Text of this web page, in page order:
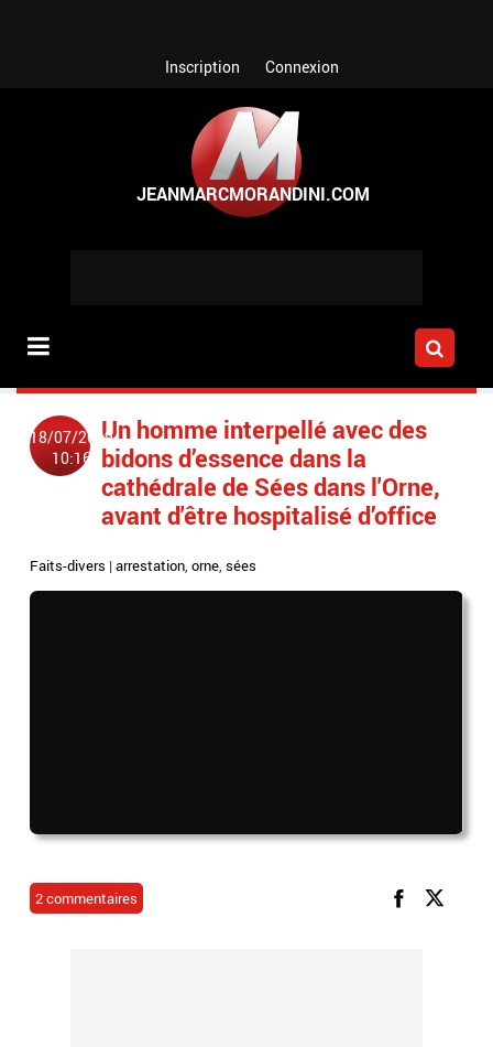
Inscription Connexion
18/07/2019
10:16
Un homme interpellé avec des
bidons d’essence dans la
cathédrale de Sées dans l'Orne,
avant d'être hospitalisé d’office
Faits-divers |arrestation,orne,sées
2 commentaires